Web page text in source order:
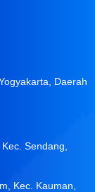
Daerah
Sendang,
Kec. Kauman,